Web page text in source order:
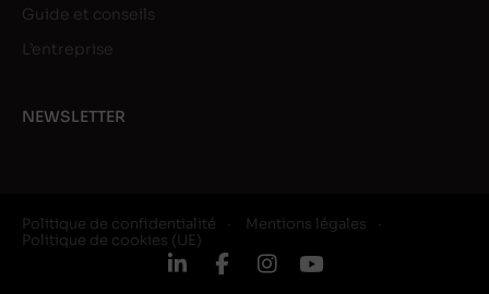
Guide et conseils
L’entreprise
NEWSLETTER
Politique de confidentialité
Mentions légales
Politique de cookies (UE)